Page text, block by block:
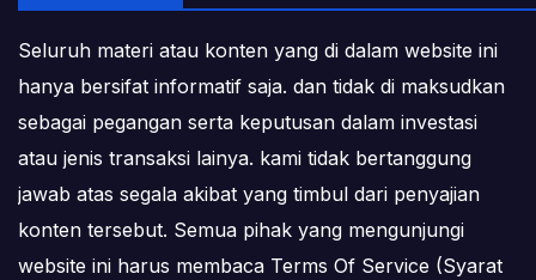
Seluruh materi atau konten yang di dalam website ini
hanya bersifat informatif saja. dan tidak di maksudkan
sebagai pegangan serta keputusan dalam investasi
atau jenis transaksi lainya. kami tidak bertanggung
jawab atas segala akibat yang timbul dari penyajian
konten tersebut. Semua pihak yang mengunjungi
website ini harus membaca Terms Of Service (Syarat